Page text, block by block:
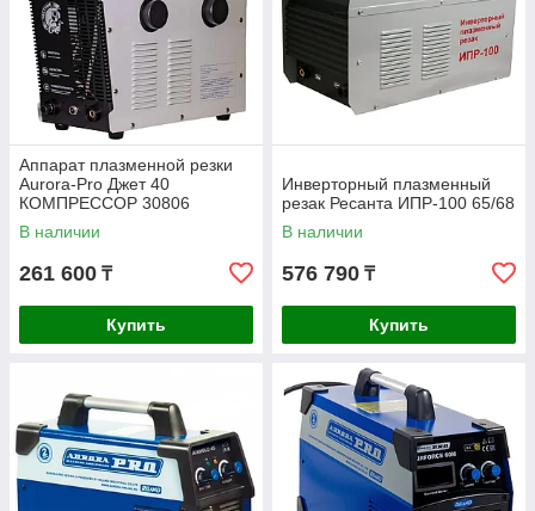
Аппарат плазменной резки
Aurora-Pro Джет 40
КОМПРЕССОР 30806
В наличии
261 600 ₸
Купить
Инверторный плазменный
резак Ресанта ИПР-100 65/68
В наличии
576 790 ₸
Купить